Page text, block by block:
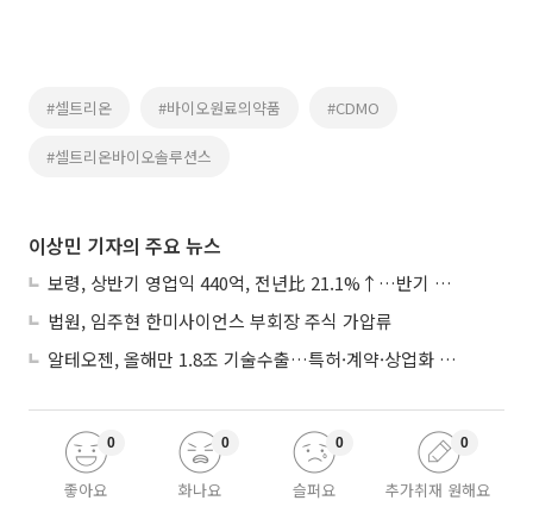
#셀트리온 #바이오원료의약품 #CDMO
#셀트리온바이오솔루션스
이상민 기자의 주요 뉴스
보령, 상반기 영업익 440억, 전년比 21.1%↑…반기 역대 최대
법원, 임주현 한미사이언스 부회장 주식 가압류
알테오젠, 올해만 1.8조 기술수출…특허·계약·상업화 ‘삼박자’
좋아요
0
화나요
0
슬퍼요
0
추가취재 원해요
0